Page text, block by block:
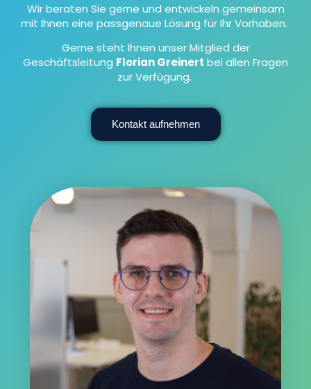
Wir beraten Sie gerne und entwickeln gemeinsam
mit Ihnen eine passgenaue Lösung für Ihr Vorhaben.
Gerne steht Ihnen unser Mitglied der
Geschäftsleitung Florian Greinert bei allen Fragen
zur Verfügung.
Kontakt aufnehmen